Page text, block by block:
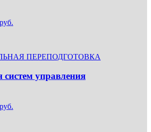
руб.
ПЕРЕПОДГОТОВКА
систем управления
руб.